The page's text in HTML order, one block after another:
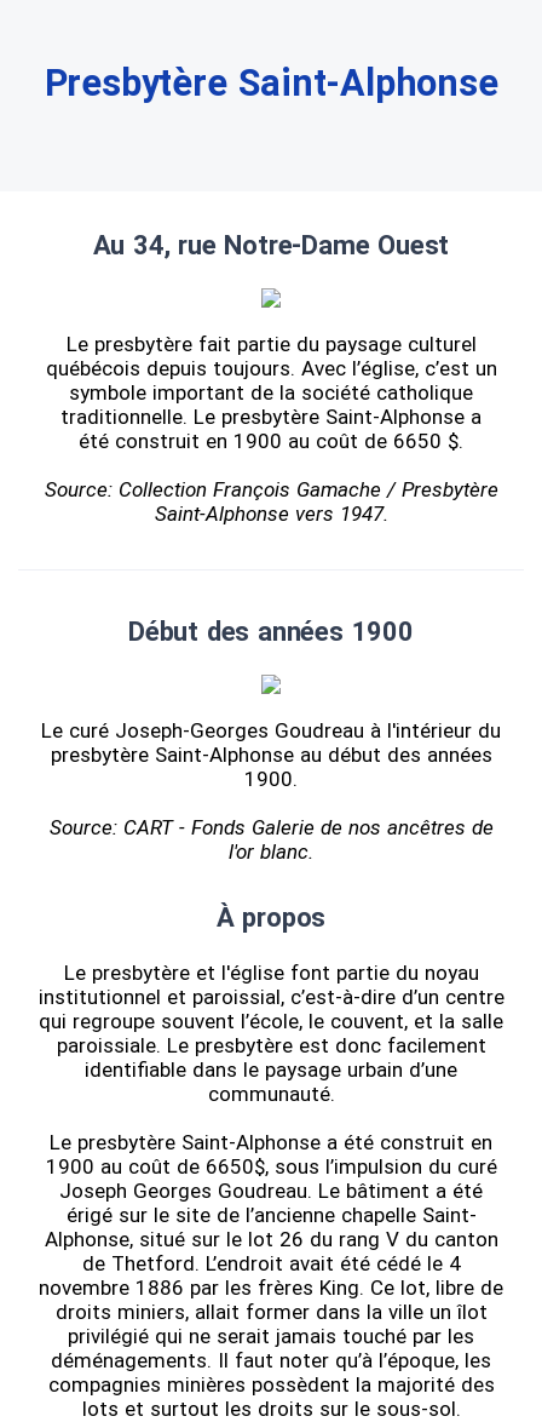
Presbytère Saint-Alphonse
Au 34, rue Notre-Dame Ouest
Le presbytère fait partie du paysage culturel
québécois depuis toujours. Avec l’église, c’est un
symbole important de la société catholique
traditionnelle. Le presbytère Saint-Alphonse a
été construit en 1900 au coût de 6650 $.
Source: Collection François Gamache / Presbytère
Saint-Alphonse vers 1947.
Début des années 1900
Le curé Joseph-Georges Goudreau à l'intérieur du
presbytère Saint-Alphonse au début des années
1900.
Source: CART - Fonds Galerie de nos ancêtres de
l'or blanc.
À propos
Le presbytère et l'église font partie du noyau
institutionnel et paroissial, c’est-à-dire d’un centre
qui regroupe souvent l’école, le couvent, et la salle
paroissiale. Le presbytère est donc facilement
identifiable dans le paysage urbain d’une
communauté.
Le presbytère Saint-Alphonse a été construit en
1900 au coût de 6650$, sous l’impulsion du curé
Joseph Georges Goudreau. Le bâtiment a été
érigé sur le site de l’ancienne chapelle Saint-
Alphonse, situé sur le lot 26 du rang V du canton
de Thetford. L’endroit avait été cédé le 4
novembre 1886 par les frères King. Ce lot, libre de
droits miniers, allait former dans la ville un îlot
privilégié qui ne serait jamais touché par les
déménagements. Il faut noter qu’à l’époque, les
compagnies minières possèdent la majorité des
lots et surtout les droits sur le sous-sol.